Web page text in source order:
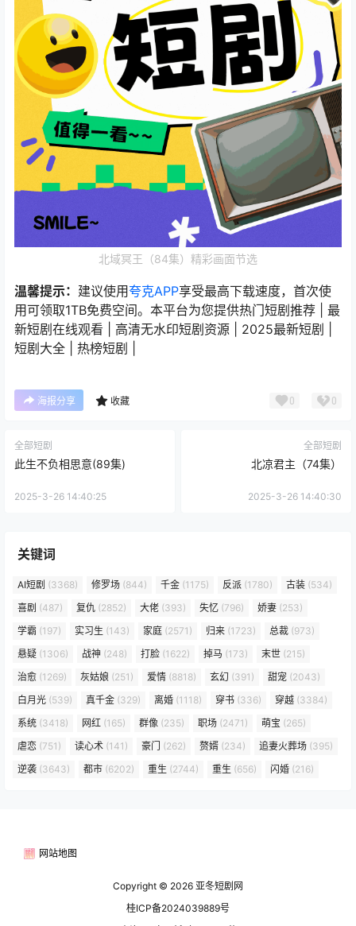
北域冥王（84集）精彩画面节选
温馨提示： 建议使用夸克APP享受最高下载速度，首次使
用可领取1TB免费空间。本平台为您提供热门短剧推荐 | 最
新短剧在线观看 | 高清无水印短剧资源 | 2025最新短剧 |
短剧大全 | 热榜短剧 |
海报分享 收藏 0 0
全部短剧
此生不负相思意(89集)
2025-3-26 14:40:25
全部短剧
北凉君主（74集）
2025-3-26 14:40:30
关键词
AI短剧 (3368) 修罗场 (844) 千金 (1175) 反派 (1780) 古装 (534)
喜剧 (487) 复仇 (2852) 大佬 (393) 失忆 (796) 娇妻 (253)
学霸 (197) 实习生 (143) 家庭 (2571) 归来 (1723) 总裁 (973)
悬疑 (1306) 战神 (248) 打脸 (1622) 掉马 (173) 末世 (215)
治愈 (1269) 灰姑娘 (251) 爱情 (8818) 玄幻 (391) 甜宠 (2043)
白月光 (539) 真千金 (329) 离婚 (1118) 穿书 (336) 穿越 (3384)
系统 (3418) 网红 (165) 群像 (235) 职场 (2471) 萌宝 (265)
虐恋 (751) 读心术 (141) 豪门 (262) 赘婿 (234) 追妻火葬场 (395)
逆袭 (3643) 都市 (6202) 重生 (2744) 重生 (656) 闪婚 (216)
网站地图
Copyright © 2026 亚冬短剧网
桂ICP备2024039889号